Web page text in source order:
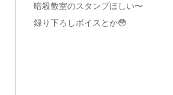
暗殺教室のスタンプほしい〜
録り下ろしボイスとか😳